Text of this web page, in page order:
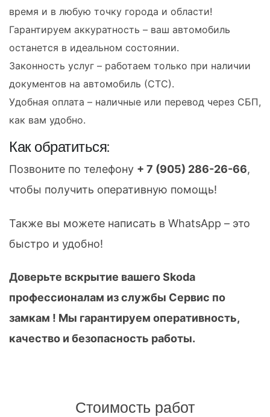
время и в любую точку города и области!
Гарантируем аккуратность – ваш автомобиль
останется в идеальном состоянии.
Законность услуг – работаем только при наличии
документов на автомобиль (СТС).
Удобная оплата – наличные или перевод через СБП,
как вам удобно.
Как обратиться:
Позвоните по телефону + 7 (905) 286-26-66,
чтобы получить оперативную помощь!
Также вы можете написать в WhatsApp – это
быстро и удобно!
Доверьте вскрытие вашего Skoda
профессионалам из службы Сервис по
замкам ! Мы гарантируем оперативность,
качество и безопасность работы.
Стоимость работ